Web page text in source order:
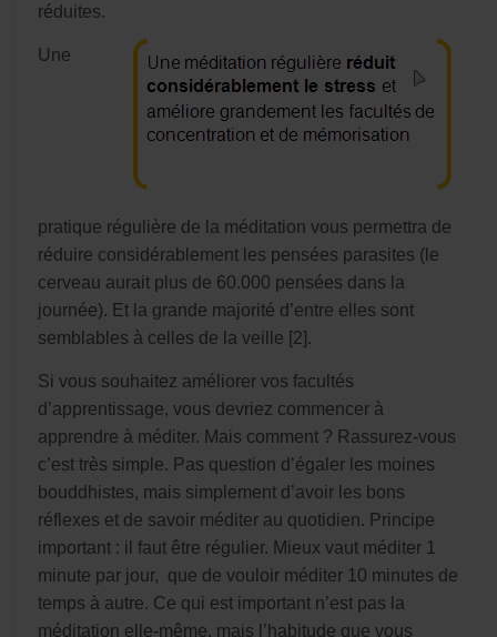
réduites.
Une
pratique régulière de la méditation vous permettra de
réduire considérablement les pensées parasites (le
cerveau aurait plus de 60.000 pensées dans la
journée). Et la grande majorité d’entre elles sont
semblables à celles de la veille [2].
Si vous souhaitez améliorer vos facultés
d’apprentissage, vous devriez commencer à
apprendre à méditer. Mais comment ? Rassurez-vous
c’est très simple. Pas question d’égaler les moines
bouddhistes, mais simplement d’avoir les bons
réflexes et de savoir méditer au quotidien. Principe
important : il faut être régulier. Mieux vaut méditer 1
minute par jour, que de vouloir méditer 10 minutes de
temps à autre. Ce qui est important n’est pas la
méditation elle-même, mais l’habitude que vous